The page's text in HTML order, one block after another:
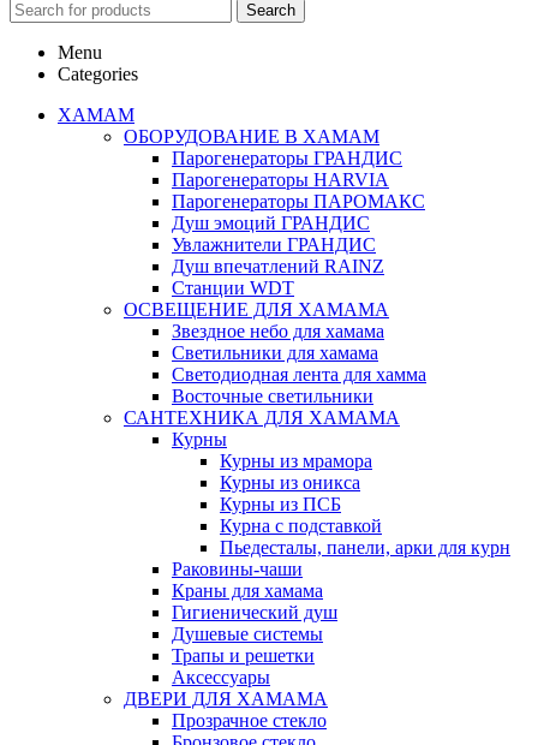
Search
Menu
Categories
ХАМАМ
ОБОРУДОВАНИЕ В ХАМАМ
Парогенераторы ГРАНДИС
Парогенераторы HARVIA
Парогенераторы ПАРОМАКС
Душ эмоций ГРАНДИС
Увлажнители ГРАНДИС
Душ впечатлений RAINZ
Станции WDT
ОСВЕЩЕНИЕ ДЛЯ ХАМАМА
Звездное небо для хамама
Светильники для хамама
Светодиодная лента для хамма
Восточные светильники
САНТЕХНИКА ДЛЯ ХАМАМА
Курны
Курны из мрамора
Курны из оникса
Курны из ПСБ
Курна с подставкой
Пьедесталы, панели, арки для курн
Раковины-чаши
Краны для хамама
Гигиенический душ
Душевые системы
Трапы и решетки
Аксессуары
ДВЕРИ ДЛЯ ХАМАМА
Прозрачное стекло